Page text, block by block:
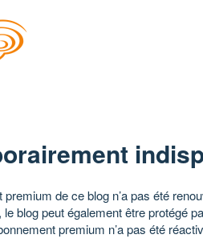
de ce blog n’a pas été
blog peut également être protégé
premium n’a pas été